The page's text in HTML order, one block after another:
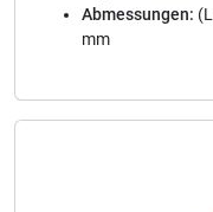
Abmessungen:
mm